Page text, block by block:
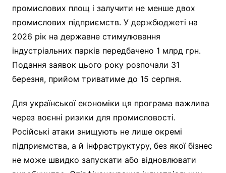
промислових площ і залучити не менше двох
промислових підприємств. У держбюджеті на
2026 рік на державне стимулювання
індустріальних парків передбачено 1 млрд грн.
Подання заявок цього року розпочали 31
березня, прийом триватиме до 15 серпня.
Для української економіки ця програма важлива
через воєнні ризики для промисловості.
Російські атаки знищують не лише окремі
підприємства, а й інфраструктуру, без якої бізнес
не може швидко запускати або відновлювати